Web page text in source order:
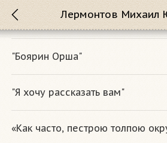
Лермонтов Михаил
"Боярин Орша"
"Я хочу рассказать вам"
«Как часто, пeстрою толпою